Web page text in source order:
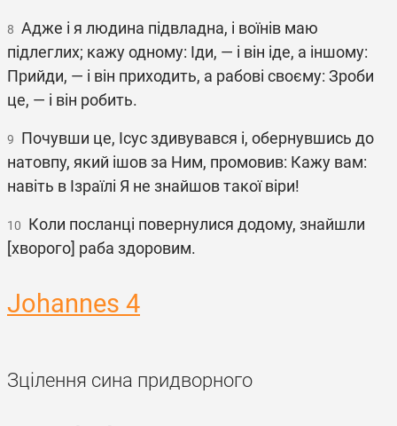
8 Адже і я людина підвладна, і воїнів маю
підлеглих; кажу одному: Іди, — і він іде, а іншому:
Прийди, — і він приходить, а рабові своєму: Зроби
це, — і він робить.
9 Почувши це, Ісус здивувався і, обернувшись до
натовпу, який ішов за Ним, промовив: Кажу вам:
навіть в Ізраїлі Я не знайшов такої віри!
10 Коли посланці повернулися додому, знайшли
[хворого] раба здоровим.
Johannes 4
Зцілення сина придворного